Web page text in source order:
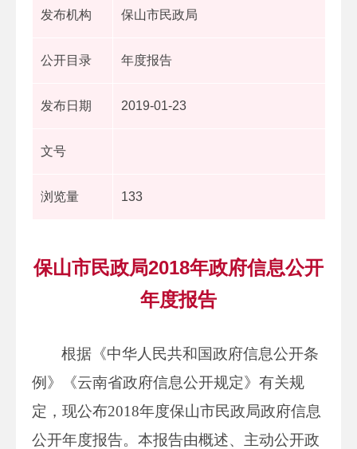
发布机构 保山市民政局
公开目录 年度报告
发布日期 2019-01-23
文号
浏览量 133
保山市民政局2018年政府信息公开
年度报告
根据《中华人民共和国政府信息公开条
例》《云南省政府信息公开规定》有关规
定，现公布2018年度保山市民政局政府信息
公开年度报告。本报告由概述、主动公开政